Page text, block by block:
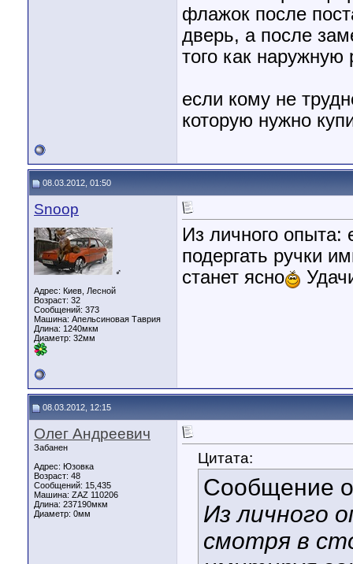
флажок после
дверь, а после
того как наружную
если кому не
которую нужно
08.03.2012, 01:50
Snoop
♂
Адрес: Киев, Лесной
Возраст: 32
Сообщений: 373
Машина: Апельсиновая Таврия
Длина: 1240мкм
Диаметр: 32мм
Из личного опыта:
подергать ручки
станет ясно
08.03.2012, 12:15
Олег Андреевич
Забанен
Адрес: Юзовка
Возраст: 48
Сообщений: 15,435
Машина: ZAZ 110206
Длина: 237190мкм
Диаметр: 0мм
Цитата:
Сообщение
Из личного
смотря в